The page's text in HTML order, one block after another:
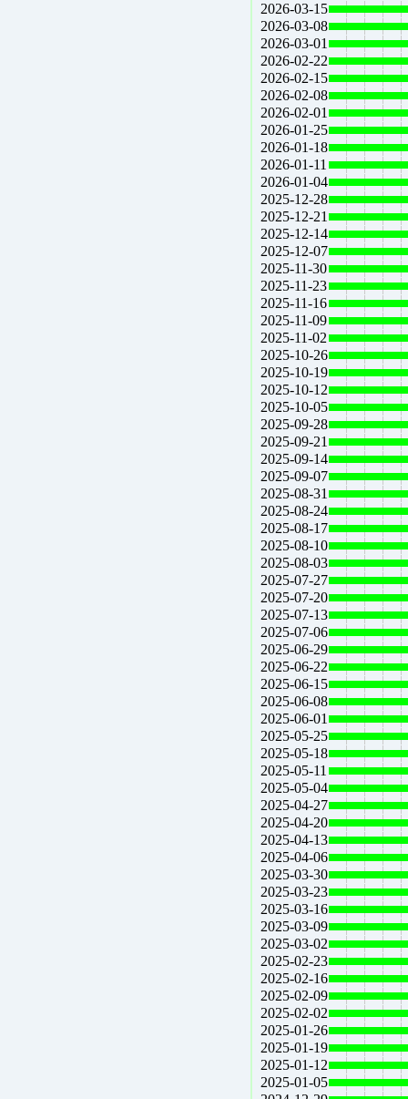
2026-03-15
2026-03-08
2026-03-01
2026-02-22
2026-02-15
2026-02-08
2026-02-01
2026-01-25
2026-01-18
2026-01-11
2026-01-04
2025-12-28
2025-12-21
2025-12-14
2025-12-07
2025-11-30
2025-11-23
2025-11-16
2025-11-09
2025-11-02
2025-10-26
2025-10-19
2025-10-12
2025-10-05
2025-09-28
2025-09-21
2025-09-14
2025-09-07
2025-08-31
2025-08-24
2025-08-17
2025-08-10
2025-08-03
2025-07-27
2025-07-20
2025-07-13
2025-07-06
2025-06-29
2025-06-22
2025-06-15
2025-06-08
2025-06-01
2025-05-25
2025-05-18
2025-05-11
2025-05-04
2025-04-27
2025-04-20
2025-04-13
2025-04-06
2025-03-30
2025-03-23
2025-03-16
2025-03-09
2025-03-02
2025-02-23
2025-02-16
2025-02-09
2025-02-02
2025-01-26
2025-01-19
2025-01-12
2025-01-05